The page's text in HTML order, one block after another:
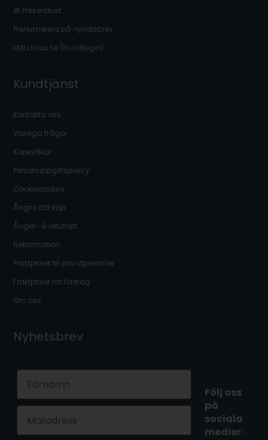
🎁 Presentkort
Prenumerera på nyhetsbrev
Mitt Linaa.se (Kundlogin)
Kundtjänst
Kontakta oss
Vanliga frågor
Köpevillkor
Personuppgiftspolicy
Cookiespolicy
Ångra ditt köp
Ånger- & returrätt
Reklamation
Fraktpriser till privatpersoner
Fraktpriser för företag
Om oss
Nyhetsbrev
Följ oss
på
sociala
medier: